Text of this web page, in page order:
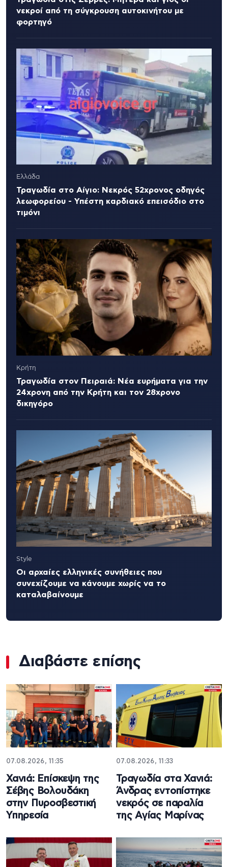
νεκροί από τη σύγκρουση αυτοκινήτου με
φορτηγό
Ελλάδα
Τραγωδία στο Αίγιο: Νεκρός 52χρονος οδηγός
λεωφορείου - Υπέστη καρδιακό επεισόδιο στο
τιμόνι
Κρήτη
Τραγωδία στον Πειραιά: Νέα ευρήματα για την
24χρονη από την Κρήτη και τον 28χρονο
δικηγόρο
Style
Οι αρχαίες ελληνικές συνήθειες που
συνεχίζουμε να κάνουμε χωρίς να το
καταλαβαίνουμε
Διαβάστε επίσης
07.08.2026, 11:35
Χανιά: Επίσκεψη της
Σέβης Βολουδάκη
στην Πυροσβεστική
Υπηρεσία
07.08.2026, 11:33
Τραγωδία στα Χανιά:
Άνδρας εντοπίστηκε
νεκρός σε παραλία
της Αγίας Μαρίνας